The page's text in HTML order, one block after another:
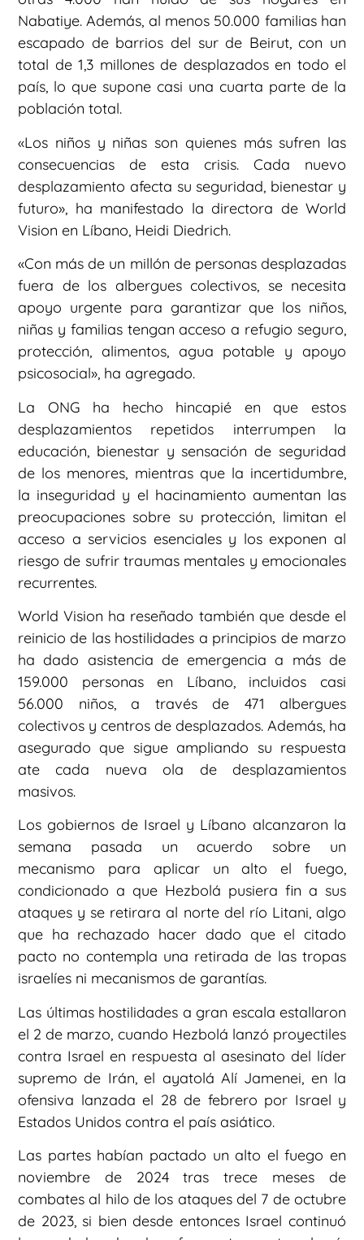
Nabatiye. Además, al menos 50.000 familias han
escapado de barrios del sur de Beirut, con un
total de 1,3 millones de desplazados en todo el
país, lo que supone casi una cuarta parte de la
población total.
«Los niños y niñas son quienes más sufren las
consecuencias de esta crisis. Cada nuevo
desplazamiento afecta su seguridad, bienestar y
futuro», ha manifestado la directora de World
Vision en Líbano, Heidi Diedrich.
«Con más de un millón de personas desplazadas
fuera de los albergues colectivos, se necesita
apoyo urgente para garantizar que los niños,
niñas y familias tengan acceso a refugio seguro,
protección, alimentos, agua potable y apoyo
psicosocial», ha agregado.
La ONG ha hecho hincapié en que estos
desplazamientos repetidos interrumpen la
educación, bienestar y sensación de seguridad
de los menores, mientras que la incertidumbre,
la inseguridad y el hacinamiento aumentan las
preocupaciones sobre su protección, limitan el
acceso a servicios esenciales y los exponen al
riesgo de sufrir traumas mentales y emocionales
recurrentes.
World Vision ha reseñado también que desde el
reinicio de las hostilidades a principios de marzo
ha dado asistencia de emergencia a más de
159.000 personas en Líbano, incluidos casi
56.000 niños, a través de 471 albergues
colectivos y centros de desplazados. Además, ha
asegurado que sigue ampliando su respuesta
ate cada nueva ola de desplazamientos
masivos.
Los gobiernos de Israel y Líbano alcanzaron la
semana pasada un acuerdo sobre un
mecanismo para aplicar un alto el fuego,
condicionado a que Hezbolá pusiera fin a sus
ataques y se retirara al norte del río Litani, algo
que ha rechazado hacer dado que el citado
pacto no contempla una retirada de las tropas
israelíes ni mecanismos de garantías.
Las últimas hostilidades a gran escala estallaron
el 2 de marzo, cuando Hezbolá lanzó proyectiles
contra Israel en respuesta al asesinato del líder
supremo de Irán, el ayatolá Alí Jamenei, en la
ofensiva lanzada el 28 de febrero por Israel y
Estados Unidos contra el país asiático.
Las partes habían pactado un alto el fuego en
noviembre de 2024 tras trece meses de
combates al hilo de los ataques del 7 de octubre
de 2023, si bien desde entonces Israel continuó